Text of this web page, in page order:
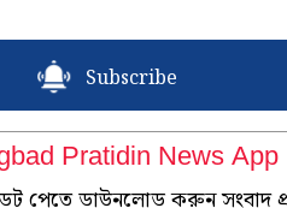
Subscribe
Pratidin News App
পেতে ডাউনলোড করুন সংবাদ